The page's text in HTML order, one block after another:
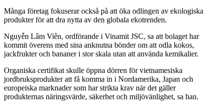
Många företag fokuserar också på att öka odlingen av ekologiska
produkter för att dra nytta av den globala ekotrenden.
Nguyễn Lâm Viên, ordförande i Vinamit JSC, sa att bolaget har
kommit överens med sina anknutna bönder om att odla kokos,
jackfrukter och bananer i stor skala utan att använda kemikalier.
Organiska certifikat skulle öppna dörren för vietnamesiska
jordbruksprodukter att få komma in i Nordamerika, Japan och
europeiska marknader som har strikta krav när det gäller
produkternas näringsvärde, säkerhet och miljövänlighet, sa han.